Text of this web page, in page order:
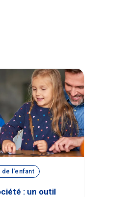
de l'enfant
: un outil